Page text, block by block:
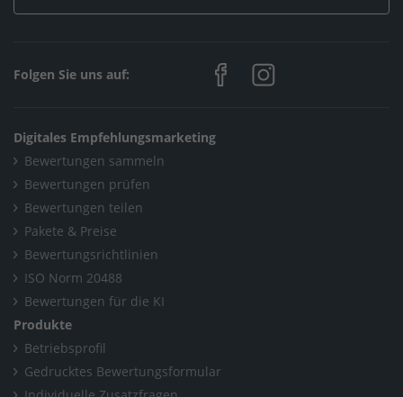
Folgen Sie uns auf:
Digitales Empfehlungsmarketing
Bewertungen sammeln
Bewertungen prüfen
Bewertungen teilen
Pakete & Preise
Bewertungsrichtlinien
ISO Norm 20488
Bewertungen für die KI
Produkte
Betriebsprofil
Gedrucktes Bewertungsformular